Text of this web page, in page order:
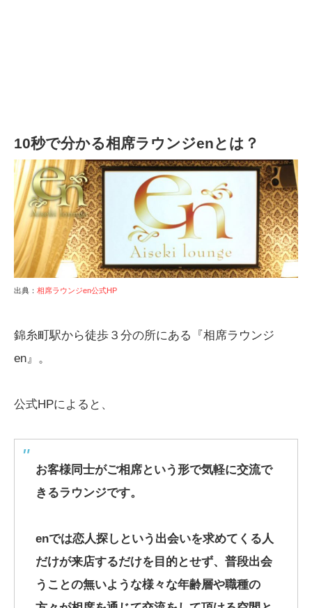
10秒で分かる相席ラウンジenとは？
出典： 相席ラウンジen公式HP
錦糸町駅から徒歩３分の所にある『相席ラウンジ
en』。
公式HPによると、
お客様同士がご相席という形で気軽に交流で
きるラウンジです。
enでは恋人探しという出会いを求めてくる人
だけが来店するだけを目的とせず、普段出会
うことの無いような様々な年齢層や職種の